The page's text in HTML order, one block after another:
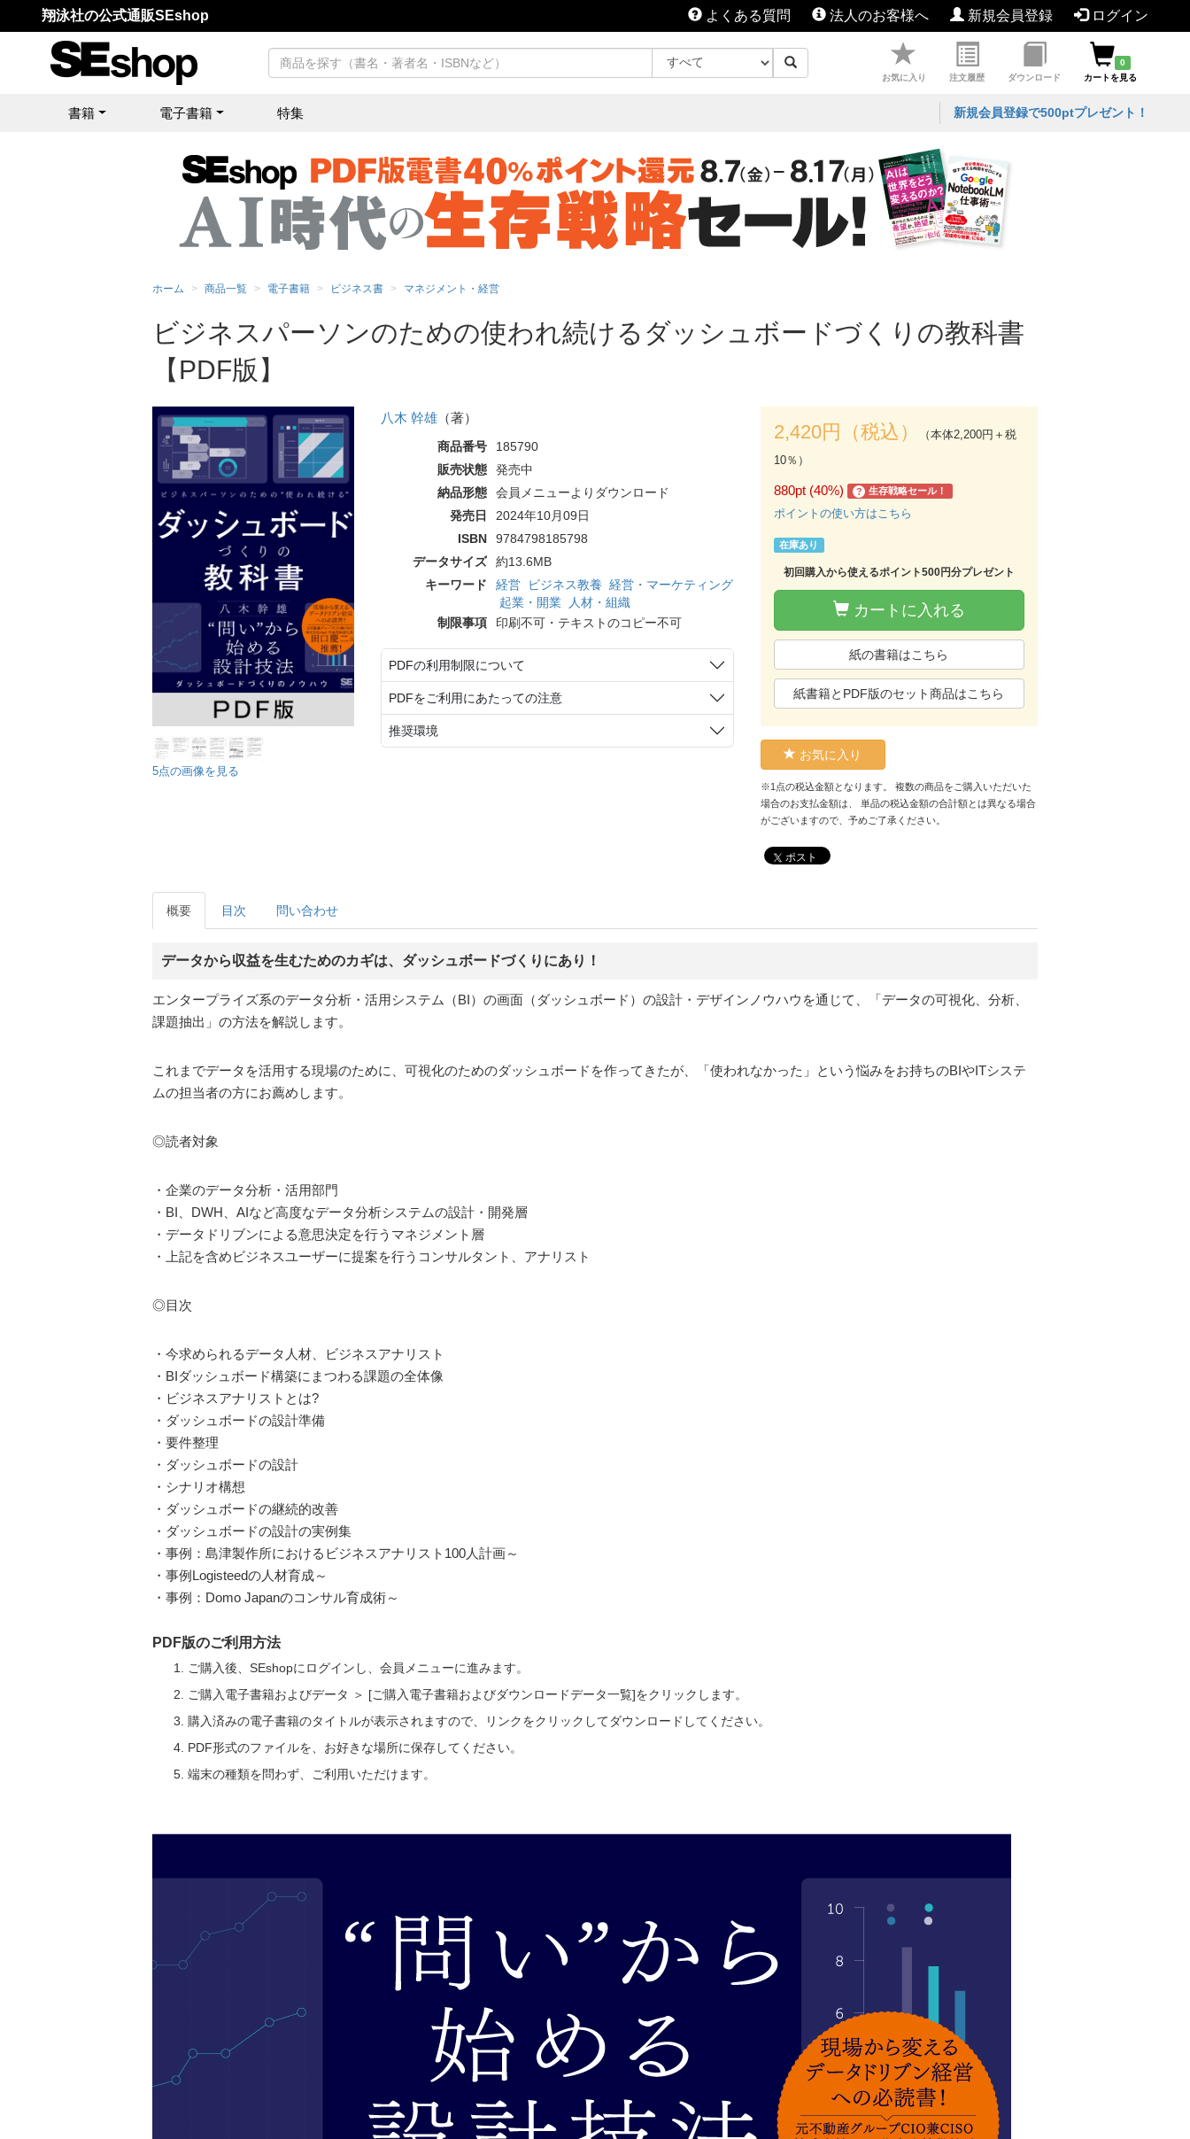
翔泳社の公式通販SEshop よくある質問 法人のお客様へ 新規会員登録 ログイン
お気に入り 注文履歴 ダウンロード
0
カートを見る
書籍 電子書籍 特集 新規会員登録で500ptプレゼント！
ホーム 商品一覧 電子書籍 ビジネス書 マネジメント・経営
ビジネスパーソンのための使われ続けるダッシュボードづくりの教科書
【PDF版】
5点の画像を見る
八木 幹雄（著）
商品番号
185790
販売状態
発売中
納品形態
会員メニューよりダウンロード
発売日
2024年10月09日
ISBN
9784798185798
データサイズ
約13.6MB
キーワード
経営 ビジネス教養 経営・マーケティング
起業・開業
人材・組織
制限事項
印刷不可・テキストのコピー不可
PDFの利用制限について
PDFをご利用にあたっての注意
推奨環境
2,420円（税込）
（本体2,200円＋税
10％）
880pt (40%) ? 生存戦略セール！
ポイントの使い方はこちら
在庫あり
初回購入から使えるポイント500円分プレゼント
カートに入れる
紙の書籍はこちら
紙書籍とPDF版のセット商品はこちら
お気に入り
※1点の税込金額となります。 複数の商品をご購入いただいた
場合のお支払金額は、 単品の税込金額の合計額とは異なる場合
がございますので、予めご了承ください。
ポスト
概要 目次 問い合わせ
データから収益を生むためのカギは、ダッシュボードづくりにあり！
エンタープライズ系のデータ分析・活用システム（BI）の画面（ダッシュボード）の設計・デザインノウハウを通じて、「データの可視化、分析、
課題抽出」の方法を解説します。
これまでデータを活用する現場のために、可視化のためのダッシュボードを作ってきたが、「使われなかった」という悩みをお持ちのBIやITシステ
ムの担当者の方にお薦めします。
◎読者対象
・企業のデータ分析・活用部門
・BI、DWH、AIなど高度なデータ分析システムの設計・開発層
・データドリブンによる意思決定を行うマネジメント層
・上記を含めビジネスユーザーに提案を行うコンサルタント、アナリスト
◎目次
・今求められるデータ人材、ビジネスアナリスト
・BIダッシュボード構築にまつわる課題の全体像
・ビジネスアナリストとは?
・ダッシュボードの設計準備
・要件整理
・ダッシュボードの設計
・シナリオ構想
・ダッシュボードの継続的改善
・ダッシュボードの設計の実例集
・事例：島津製作所におけるビジネスアナリスト100人計画～
・事例Logisteedの人材育成～
・事例：Domo Japanのコンサル育成術～
PDF版のご利用方法
ご購入後、SEshopにログインし、会員メニューに進みます。
ご購入電子書籍およびデータ ＞ [ご購入電子書籍およびダウンロードデータ一覧]をクリックします。
購入済みの電子書籍のタイトルが表示されますので、リンクをクリックしてダウンロードしてください。
PDF形式のファイルを、お好きな場所に保存してください。
端末の種類を問わず、ご利用いただけます。